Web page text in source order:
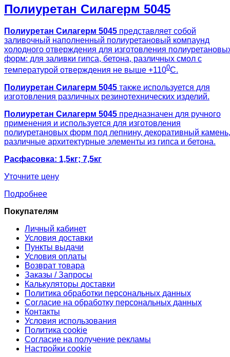
Полиуретан Силагерм 5045
Полиуретан Силагерм 5045 представляет собой
заливочный наполненный полиуретановый компаунд
холодного отверждения для изготовления
форм: для заливки гипса, бетона, различных смол с
температурой отверждения не выше +1100С.
Полиуретан Силагерм 5045 также используется для
изготовления различных резинотехнических изделий.
Полиуретан Силагерм 5045 предназначен для ручного
применения и используется для изготовления
полиуретановых форм под лепнину, декоративный камень,
различные архитектурные элементы из гипса и бетона.
Расфасовка: 1,5кг; 7,5кг
Уточните цену
Подробнее
Покупателям
Личный кабинет
Условия доставки
Пункты выдачи
Условия оплаты
Возврат товара
Заказы / Запросы
Калькуляторы доставки
Политика обработки персональных данных
Согласие на обработку персональных данных
Контакты
Условия использования
Политика cookie
Согласие на получение рекламы
Настройки cookie